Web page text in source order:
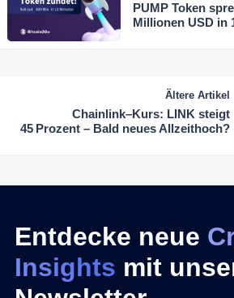
PUMP Token
Millionen USD in
Ältere Artikel
Chainlink–Kurs: LINK steigt
45 Prozent – Bald neues Allzeithoch?
Entdecke neue
Insights mit